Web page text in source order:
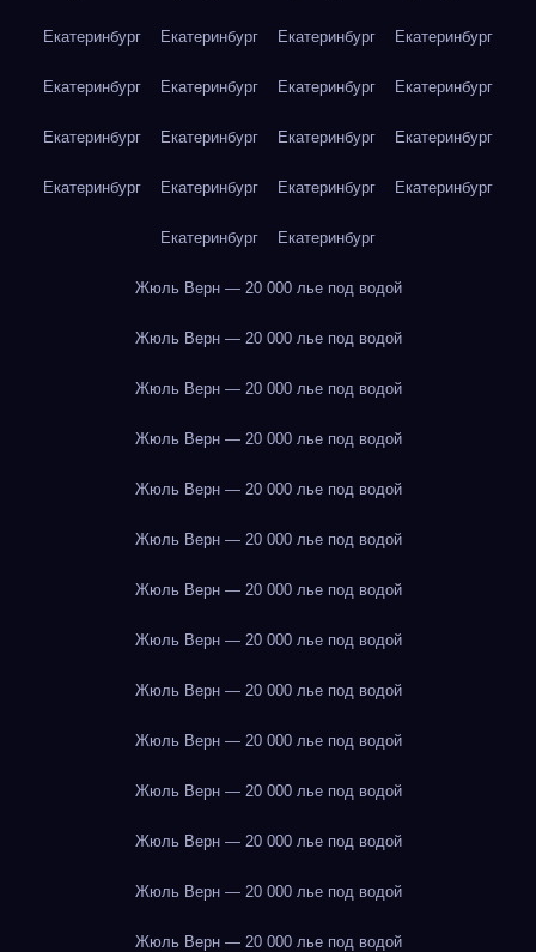
Екатеринбург Екатеринбург Екатеринбург Екатеринбург
Екатеринбург Екатеринбург Екатеринбург Екатеринбург
Екатеринбург Екатеринбург Екатеринбург Екатеринбург
Екатеринбург Екатеринбург Екатеринбург Екатеринбург
Екатеринбург Екатеринбург
Жюль Верн — 20 000 лье под водой
Жюль Верн — 20 000 лье под водой
Жюль Верн — 20 000 лье под водой
Жюль Верн — 20 000 лье под водой
Жюль Верн — 20 000 лье под водой
Жюль Верн — 20 000 лье под водой
Жюль Верн — 20 000 лье под водой
Жюль Верн — 20 000 лье под водой
Жюль Верн — 20 000 лье под водой
Жюль Верн — 20 000 лье под водой
Жюль Верн — 20 000 лье под водой
Жюль Верн — 20 000 лье под водой
Жюль Верн — 20 000 лье под водой
Жюль Верн — 20 000 лье под водой